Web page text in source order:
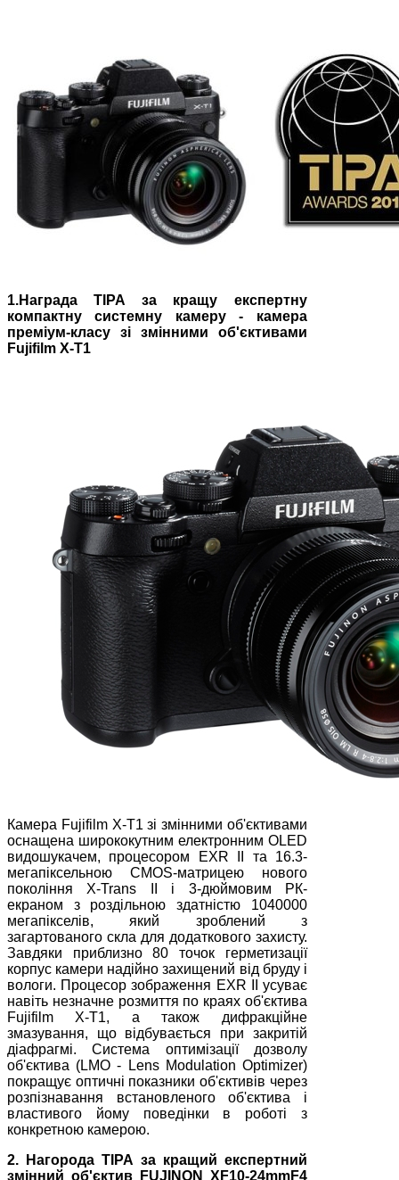
1.Награда TIPA за кращу експертну
компактну системну камеру - камера
преміум-класу зі змінними об'єктивами
Fujifilm X-T1
Камера Fujifilm X-T1 зі змінними об'єктивами
оснащена ширококутним електронним OLED
видошукачем, процесором EXR II та 16.3-
мегапіксельною CMOS-матрицею нового
покоління X-Trans II і 3-дюймовим РК-
екраном з роздільною здатністю 1040000
мегапікселів, який зроблений з
загартованого скла для додаткового захисту.
Завдяки приблизно 80 точок герметизації
корпус камери надійно захищений від бруду і
вологи. Процесор зображення EXR II усуває
навіть незначне розмиття по краях об'єктива
Fujifilm X-T1, а також дифракційне
змазування, що відбувається при закритій
діафрагмі. Система оптимізації дозволу
об'єктива (LMO - Lens Modulation Optimizer)
покращує оптичні показники об'єктивів через
розпізнавання встановленого об'єктива і
властивого йому поведінки в роботі з
конкретною камерою.
2. Нагорода TIPA за кращий експертний
змінний об'єктив FUJINON XF10-24mmF4